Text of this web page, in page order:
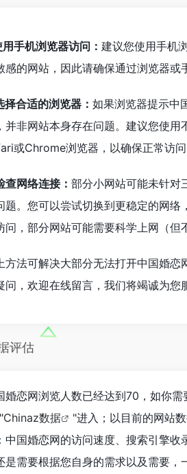
用手机浏览器访问： 建议您使用手机
感的网站，因此请确保通过浏览器或
择合适的浏览器： 如果浏览器提示中
并非网站本身存在问题。建议您使
或Chrome浏览器，以确保正常访问
查网络连接： 部分小网站可能未针对
题。您可以尝试切换到更稳定的网
问，部分网站可能需要科学上网（但
方法可解决大部分无法打开中国婚
问，欢迎在线留言，我们将竭诚为您
评估
婚恋网浏览人数已经达到70，如你
Chinaz数据
"进入；以目前的网站
中国婚恋网的访问速度、搜索引擎
是需要根据您自身的需求以及需要